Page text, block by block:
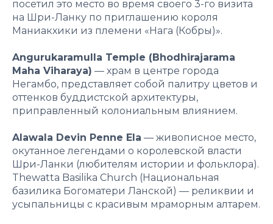
посетил это место во время своего 3-го визита
на Шри-Ланку по приглашению короля
Маниакхики из племени «Нага (Кобры)».
Angurukaramulla Temple (Bhodhirajarama
Maha Viharaya) — храм в центре города
Негамбо, представляет собой палитру цветов и
оттенков буддистской архитектуры,
приправленный колониальным влиянием.
Alawala Devin Penne Ela — живописное место,
окутанное легендами о королевской власти
Шри-Ланки (любителям истории и фольклора).
Thewatta Basilika Church (Национальная
базилика Богоматери Ланской) — реликвии и
усыпальницы с красивым мраморным алтарем.